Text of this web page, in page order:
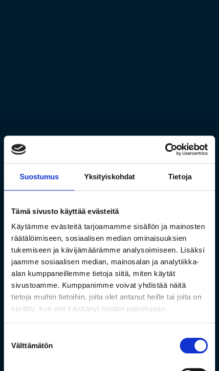
Suostumus Yksityiskohdat Tietoja
Tämä sivusto käyttää evästeitä
Käytämme evästeitä tarjoamamme sisällön ja mainosten
räätälöimiseen, sosiaalisen median ominaisuuksien
tukemiseen ja kävijämäärämme analysoimiseen. Lisäksi
jaamme sosiaalisen median, mainosalan ja analytiikka-
alan kumppaneillemme tietoja siitä, miten käytät
sivustoamme. Kumppanimme voivat yhdistää näitä
tietoja muihin tietoihin, joita olet antanut heille tai joita on
kerätty, kun olet käyttänyt heidän palvelujaan.
valinta
Välttämätön